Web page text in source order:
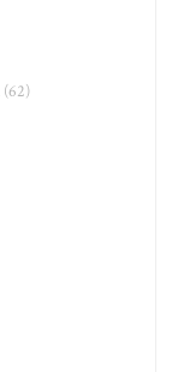
(62)